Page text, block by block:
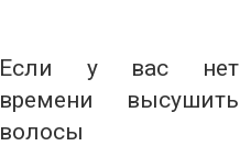
Если у вас нет
времени высушить
волосы